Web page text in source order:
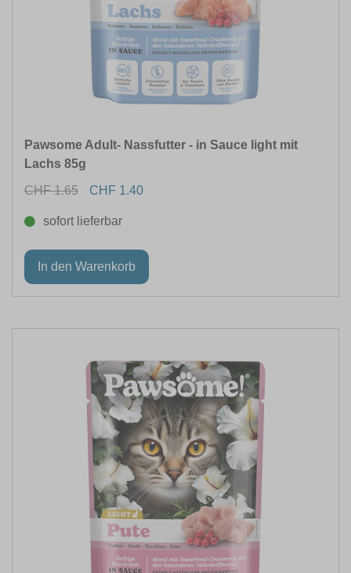
Pawsome Adult- Nassfutter - in Sauce light mit
Lachs 85g
CHF 1.65
CHF 1.40
sofort lieferbar